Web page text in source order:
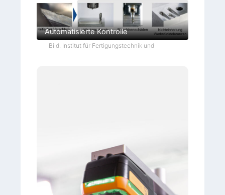
Automatisierte Kontrolle
Bild: Institut für Fertigungstechnik und